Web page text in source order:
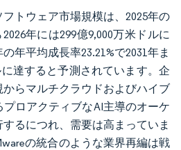
トウェア市場規模は、2025年の
年には299億9,000万米ドルに
年平均成長率23.21%で2031年ま
達すると予測されています。企
らマルチクラウドおよびハイブ
ロアクティブなAI主導のオーケ
るにつれ、需要は高まっていま
の統合のような業界再編は戦